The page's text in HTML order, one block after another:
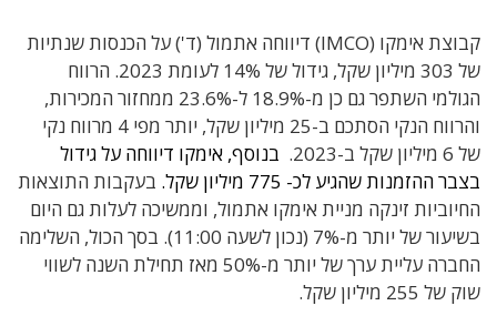
קבוצת אימקו (IMCO) דיווחה אתמול (ד') על הכנסות שנתיות
של 303 מיליון שקל, גידול של 14% לעומת 2023. הרווח
הגולמי השתפר גם כן מ-18.9% ל-23.6% ממחזור המכירות,
והרווח הנקי הסתכם ב-25 מיליון שקל, יותר מפי 4 מרווח נקי
של 6 מיליון שקל ב-2023.
בנוסף, אימקו דיווחה על גידול
בצבר ההזמנות שהגיע לכ- 775 מיליון שקל.
בעקבות התוצאות
החיוביות זינקה מניית אימקו אתמול, וממשיכה לעלות גם היום
בשיעור של יותר מ-7% (נכון לשעה 11:00). בסך הכול, השלימה
החברה עליית ערך של יותר מ-50% מאז תחילת השנה לשווי
שוק של 255 מיליון שקל.